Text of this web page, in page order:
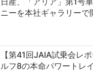
ニーを本社ギャラリーで
【第41回JAIA試乗会レ
ルフ8の本命パワートレ